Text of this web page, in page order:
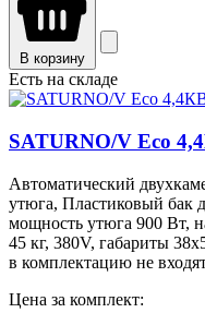
В корзину
Есть на складе
SATURNO/V Eco
Автоматический
утюга, Пластиковый бак
мощность утюга 900 Вт,
45 кг, 380V, габариты
в комплектацию не
Цена за комплект: